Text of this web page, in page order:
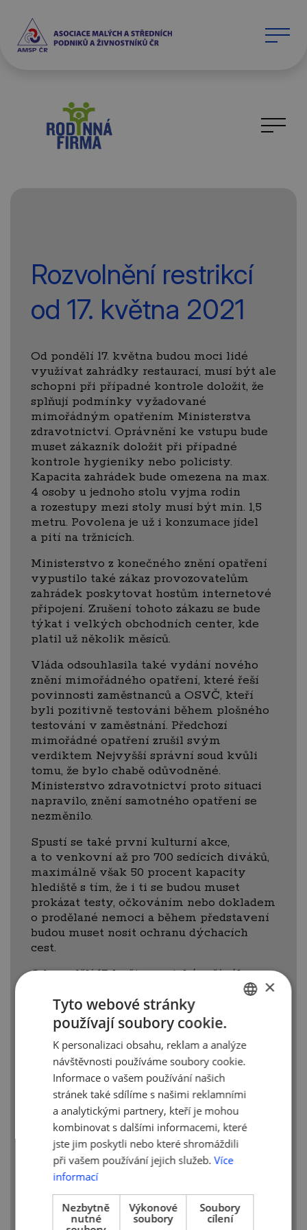
Rozvolnění restrikcí
od 17. května 2021
Od pondělí 17. května budou moci lidé
využívat zahrádky restaurací, musí být ale
schopni při případné kontrole doložit, že
splňují podmínky vyžadované
mimořádným opatřením Ministerstva
zdravotnictví. Oprávnění ke vstupu bude
muset zákazník doložit při případné
kontrole hygieniky nebo policisty.
Kapacita zahrádek bude omezena na max.
4 osoby u jednoho stolu vyjma rodin
a rozestupy mezi stoly musí být min. 1,5
metru. Povolena je už i konzumace jídel
a pití na tržnicích.
Ministerstvo z konečného znění opatření
vypustilo také zákaz provozovatelům
zahrádek poskytovat hostům internetové
připojení. Zrušení tohoto zákazu se bude
týkat i velkých obchodních center, kde
platil už několik měsíců.
Vláda odsouhlasila také vydání nového
znění mimořádného opatření, které řeší
povinnosti zaměstnanců a OSVČ, kteří
byli pozitivně testováni během plošného
testování v zaměstnání. Předchozí
mimořádné opatření zrušil svým
verdiktem Nejvyšší správní soud kvůli
tomu, že bylo chabě odůvodněné.
Ministerstvo zdravotnictví proto situaci
napravilo, znění samotného opatření se
nezměnilo.
Spustí se také první kulturní akce,
a to venkovní až pro 700 sedících diváků,
maximálně však 50 procent kapacity
hlediště s tím, že i ti se budou muset
prokázat testy, očkováním nebo dokladem
o prodělané nemoci a během představení
budou muset nosit ochranu dýchacích
cest.
Od pondělí 17. května se také ruší zákaz
návštěv ve zdravotnických zařízeních
akutní péče. Pro návštěvy zde platí stejná
pravidla, jaká už platí pro návštěvy
v léčebnách dlouhodobě nemocných či
hospicech. Zrušeno je také dosud platné
omezení poskytování sociálních služeb.
Otevírají se rovněž fitness s podmínkou 1
osoba / 15 m2, ale max. 10 osob uvnitř
bez možnosti využití sprch a bazénů.
Rozhodnutím vlády 17. 5. 2021 se ruší
povinnost nošení respirátorů při cvičení.
Všechny osoby, které vstupují
a pobývají v prostoru provozovny, musí
splnit podmínku platného negativního
testune staršího než 7 dní, nebo
ENGLISH
×
Tyto webové stránky
používají soubory cookie.
K personalizaci obsahu, reklam a analýze
návštěvnosti používáme soubory cookie.
Informace o vašem používání našich
stránek také sdílíme s našimi reklamními
a analytickými partnery, kteří je mohou
kombinovat s dalšími informacemi, které
jste jim poskytli nebo které shromáždili
při vašem používání jejich služeb. Více
informací
Nezbytně
nutné
Výkonové
soubory
Soubory
cílení